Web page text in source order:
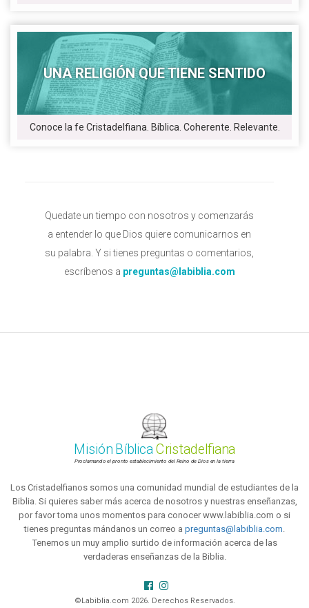
UNA RELIGIÓN QUE TIENE SENTIDO
Conoce la fe Cristadelfiana. Bíblica. Coherente. Relevante.
Quedate un tiempo con nosotros y comenzarás
a entender lo que Dios quiere comunicarnos en
su palabra. Y si tienes preguntas o comentarios,
escríbenos a preguntas@labiblia.com
Misión BíblicaCristadelfiana
Proclamando el pronto establecimiento del Reino de Dios en la tierra
Los Cristadelfianos somos una comunidad mundial de estudiantes de la
Biblia. Si quieres saber más acerca de nosotros y nuestras enseñanzas,
por favor toma unos momentos para conocer www.labiblia.com o si
tienes preguntas mándanos un correo a preguntas@labiblia.com
Tenemos un muy amplio surtido de información acerca de las
verdaderas enseñanzas de la Biblia.
©Labiblia.com 2026. Derechos Reservados.